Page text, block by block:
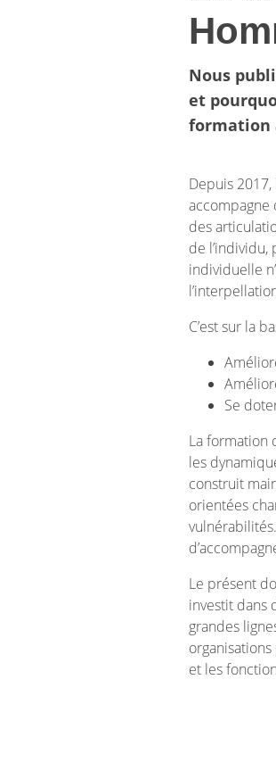
Nous
et
formation
Depuis
accompagne
des
de
individuelle
C’est sur la
Se
La formation
les
construit
orientées
Le présent
investit dans
grandes
et les